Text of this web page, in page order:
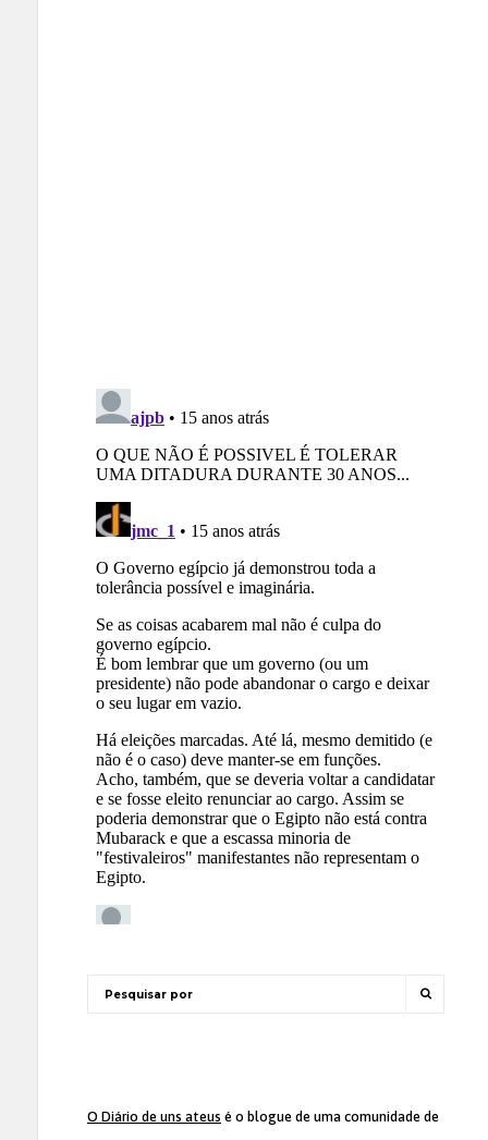
O Diário de uns ateus é o blogue de uma comunidade de